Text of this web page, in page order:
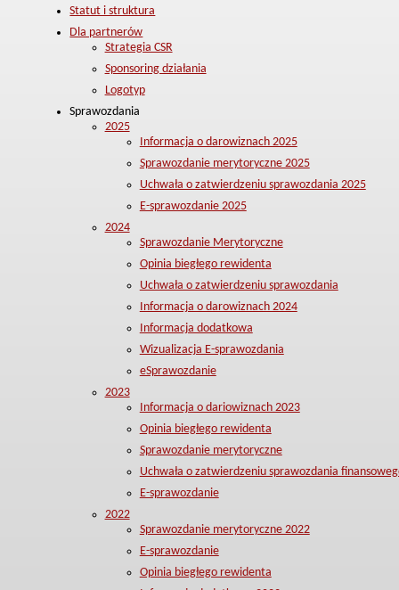
Statut i struktura
Dla partnerów
Strategia CSR
Sponsoring działania
Logotyp
Sprawozdania
2025
Informacja o darowiznach 2025
Sprawozdanie merytoryczne 2025
Uchwała o zatwierdzeniu sprawozdania 2025
E-sprawozdanie 2025
2024
Sprawozdanie Merytoryczne
Opinia biegłego rewidenta
Uchwała o zatwierdzeniu sprawozdania
Informacja o darowiznach 2024
Informacja dodatkowa
Wizualizacja E-sprawozdania
eSprawozdanie
2023
Informacja o dariowiznach 2023
Opinia biegłego rewidenta
Sprawozdanie merytoryczne
Uchwała o zatwierdzeniu sprawozdania
E-sprawozdanie
2022
Sprawozdanie merytoryczne 2022
E-sprawozdanie
Opinia biegłego rewidenta